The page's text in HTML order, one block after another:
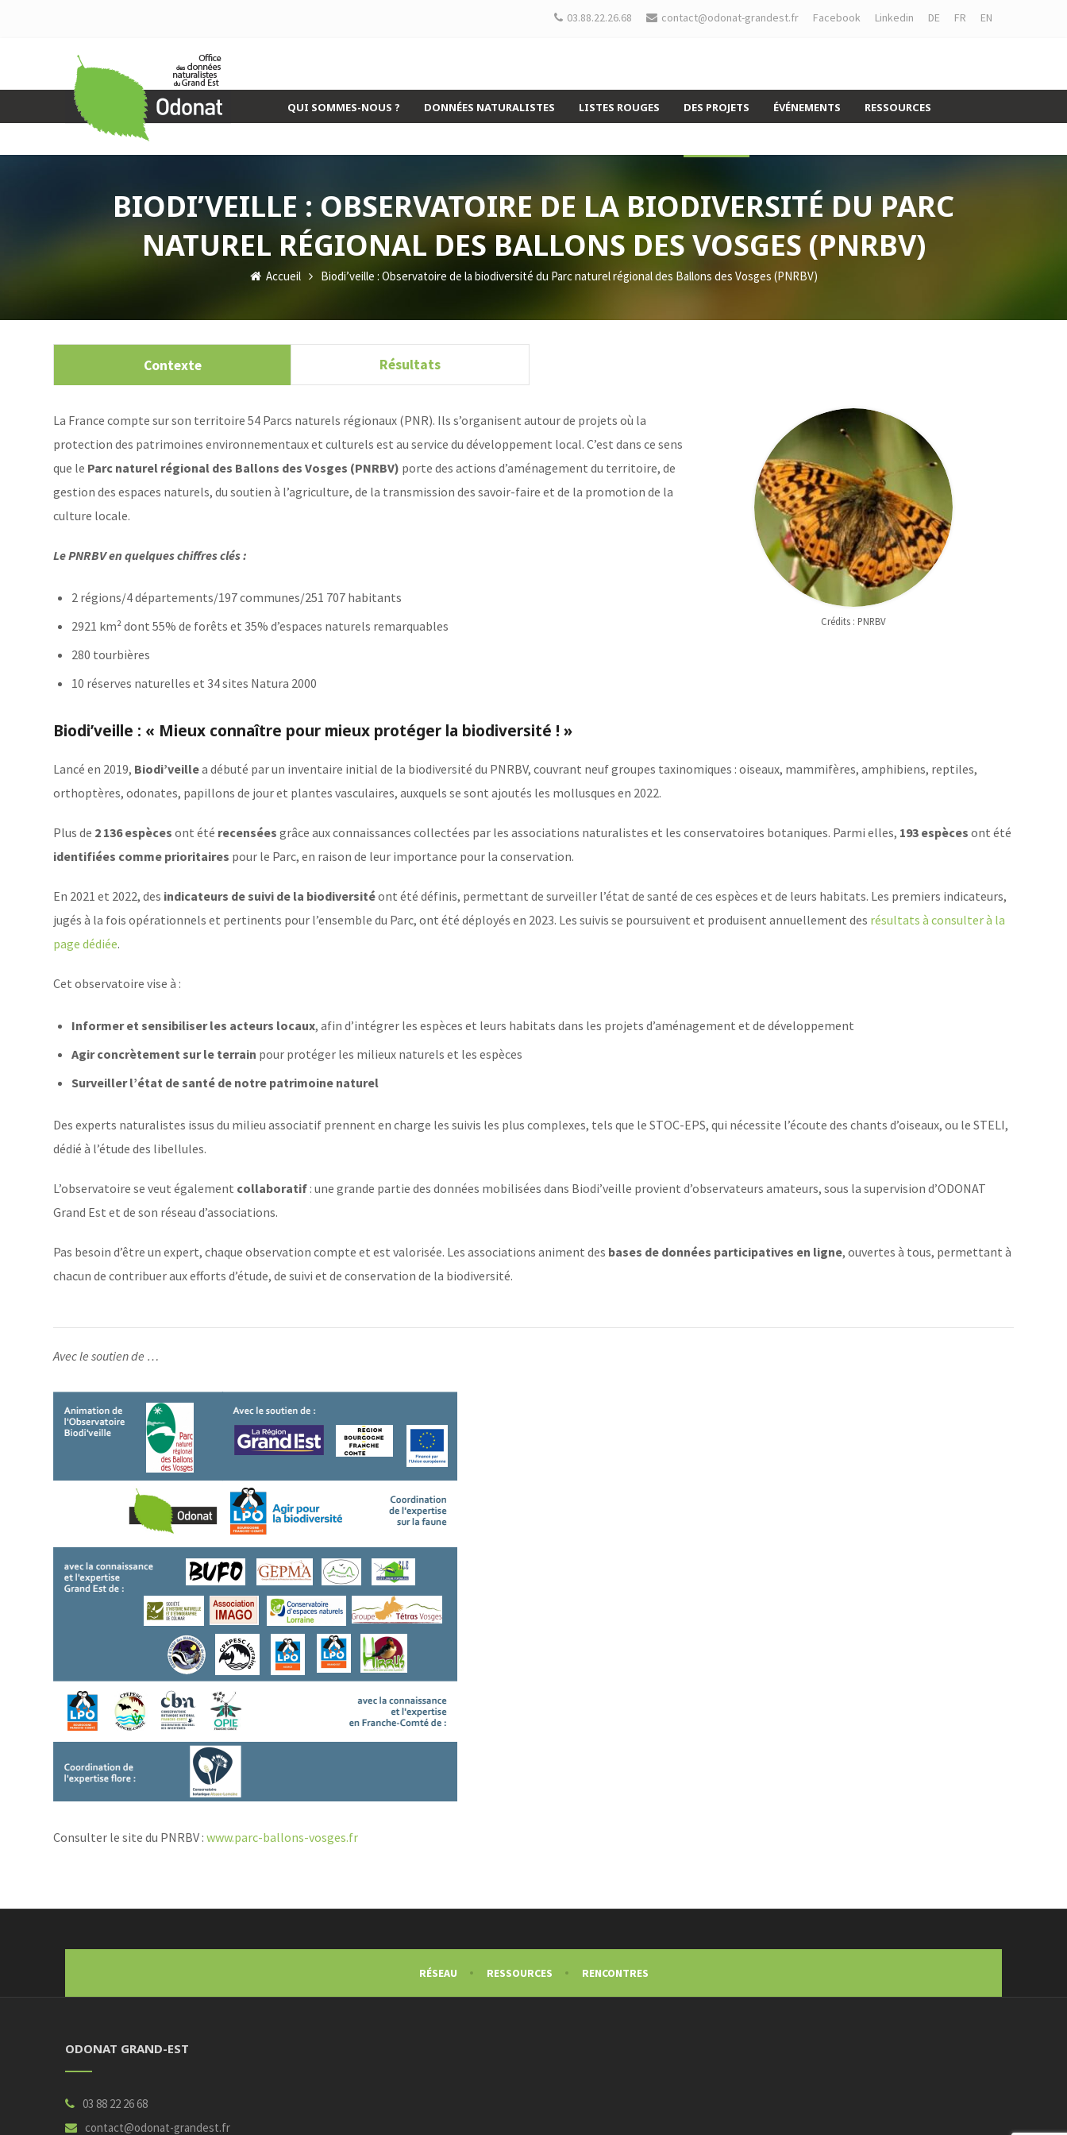
03.88.22.26.68 contact@odonat-grandest.fr Facebook Linkedin DE FR EN
QUI SOMMES-NOUS ? DONNÉES NATURALISTES LISTES ROUGES DES PROJETS ÉVÉNEMENTS RESSOURCES
BIODI’VEILLE : OBSERVATOIRE DE LA BIODIVERSITÉ DU PARC
NATUREL RÉGIONAL DES BALLONS DES VOSGES (PNRBV)
Accueil Biodi’veille : Observatoire de la biodiversité du Parc naturel régional des Ballons des Vosges (PNRBV)
Contexte Résultats
La France compte sur son territoire 54 Parcs naturels régionaux (PNR). Ils s’organisent autour de projets où la
protection des patrimoines environnementaux et culturels est au service du développement local. C’est dans ce sens
que le Parc naturel régional des Ballons des Vosges (PNRBV) porte des actions d’aménagement du territoire, de
gestion des espaces naturels, du soutien à l’agriculture, de la transmission des savoir-faire et de la promotion de la
culture locale.
Le PNRBV en quelques chiffres clés :
2 régions/4 départements/197 communes/251 707 habitants
2921 km² dont 55% de forêts et 35% d’espaces naturels remarquables
280 tourbières
10 réserves naturelles et 34 sites Natura 2000
Crédits : PNRBV
Biodi’veille : « Mieux connaître pour mieux protéger la biodiversité ! »
Lancé en 2019, Biodi’veillea débuté par un inventaire initial de la biodiversité du PNRBV, couvrant neuf groupes taxinomiques : oiseaux, mammifères, amphibiens, reptiles,
orthoptères, odonates, papillons de jour et plantes vasculaires, auxquels se sont ajoutés les mollusques en 2022.
Plus de 2 136 espèces ont été recensées grâce aux connaissances collectées par les associations naturalistes et les conservatoires botaniques. Parmi elles, 193 espèces ont été
identifiées comme prioritaires pour le Parc, en raison de leur importance pour la conservation.
En 2021 et 2022, des indicateurs de suivi de la biodiversitéont été définis, permettant de surveiller l’état de santé de ces espèces et de leurs habitats. Les premiers indicateurs,
jugés à la fois opérationnels et pertinents pour l’ensemble du Parc, ont été déployés en 2023. Les suivis se poursuivent et produisent annuellement des résultats à consulter à la
page dédiée.
Cet observatoire vise à :
Informer et sensibiliser les acteurs locaux, afin d’intégrer les espèces et leurs habitats dans les projets d’aménagement et de développement
Agir concrètement sur le terrain pour protéger les milieux naturels et les espèces
Surveiller l’état de santé de notre patrimoine naturel
Des experts naturalistes issus du milieu associatif prennent en charge les suivis les plus complexes, tels que le STOC-EPS, qui nécessite l’écoute des chants d’oiseaux, ou le STELI,
dédié à l’étude des libellules.
L’observatoire se veut également collaboratif : une grande partie des données mobilisées dans Biodi’veille provient d’observateurs amateurs, sous la supervision d’ODONAT
Grand Est et de son réseau d’associations.
Pas besoin d’être un expert, chaque observation compte et est valorisée. Les associations animent des bases de données participatives en ligne, ouvertes à tous, permettant à
chacun de contribuer aux efforts d’étude, de suivi et de conservation de la biodiversité.
Avec le soutien de …
Consulter le site du PNRBV : www.parc-ballons-vosges.fr
RÉSEAU RESSOURCES RENCONTRES
ODONAT GRAND-EST
03 88 22 26 68
contact@odonat-grandest.fr